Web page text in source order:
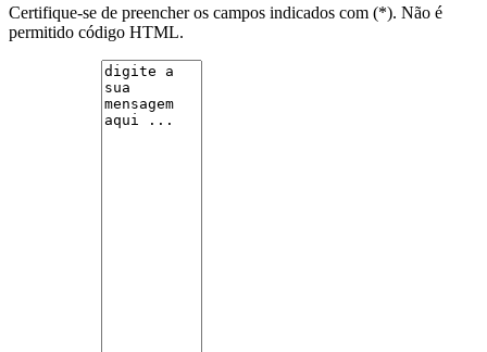
Certifique-se de preencher os campos indicados com (*). Não é
permitido código HTML.